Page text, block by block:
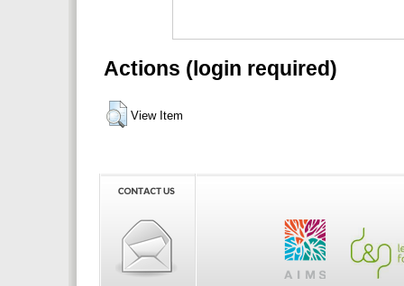
Actions (login required)
View Item